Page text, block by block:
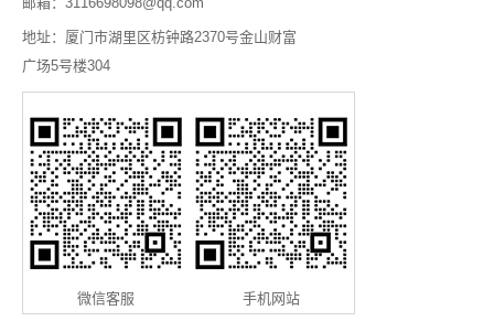
地址：厦门市湖里区枋钟路2370号金山财富
广场5号楼304
微信客服 手机网站